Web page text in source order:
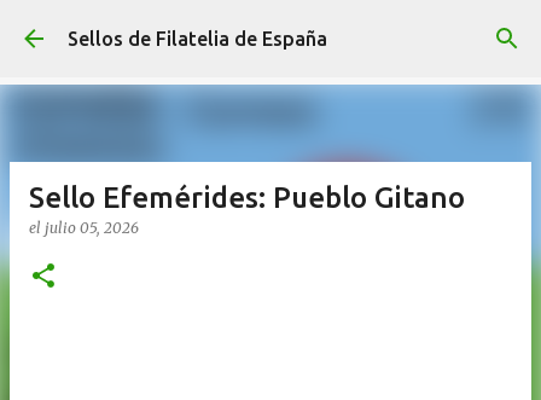
Ir al contenido principal
Sellos de Filatelia de España
Sello Efemérides: Pueblo Gitano
el julio 05, 2026